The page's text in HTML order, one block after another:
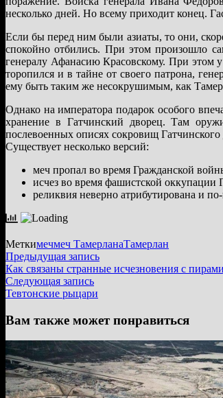
несколько дней. Но всему приходит конец.
Если бы перед ним были азиаты, то они,
спокойно отбились. При этом произошло
генералу Афанасию Красовскому. При этом
торопился и в тайне от своего патрона,
ему быть таким же несокрушимым, как
Однако на императора подарок особого
хранение в Гатчинский дворец. Там
послевоенных описях сокровищ
Существует несколько версий:
меч пропал во время Гражданской
исчез во время фашистской оккупации
реликвия неверно атрибутирована и
Меткимечмеч ТамерланаТамерлан
Навигация
по
записям
Предыдущая записьПредыдущая
запись:
Как связаны странные исчезновения с
Следующая записьСледующая
запись:
Тевтонские рыцари
Вам также может понравиться